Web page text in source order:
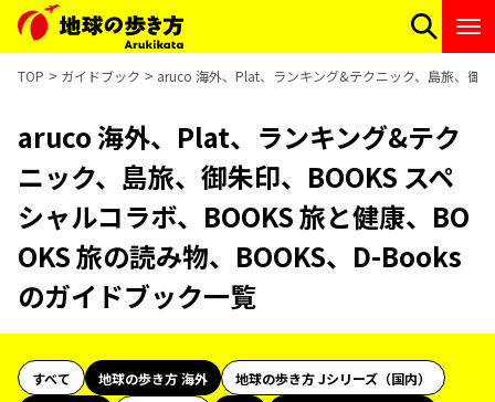
TOP ガイドブック aruco 海外、Plat、ランキング&テクニック、島旅、御
aruco 海外、Plat、ランキング&テク
ニック、島旅、御朱印、BOOKS スペ
シャルコラボ、BOOKS 旅と健康、BO
OKS 旅の読み物、BOOKS、D-Books
のガイドブック一覧
すべて 地球の歩き方 海外
地球の歩き方 Jシリーズ（国内）